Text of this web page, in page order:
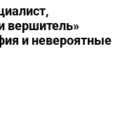
вершитель»
и невероятные